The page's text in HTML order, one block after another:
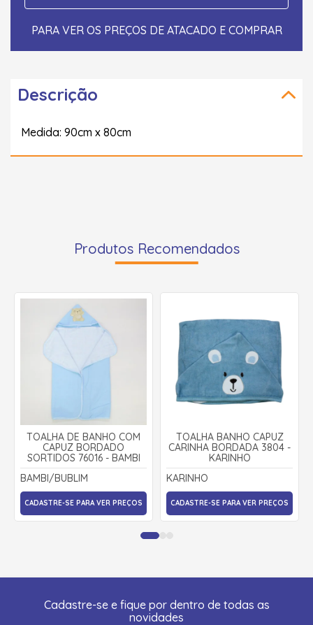
PARA VER OS PREÇOS DE ATACADO E COMPRAR
Descrição
Medida: 90cm x 80cm
Produtos Recomendados
TOALHA DE BANHO COM
CAPUZ BORDADO
SORTIDOS 76016 - BAMBI
BAMBI/BUBLIM
CADASTRE-SE PARA VER PREÇOS
TOALHA BANHO CAPUZ
CARINHA BORDADA 3804 -
KARINHO
KARINHO
CADASTRE-SE PARA VER PREÇOS
Cadastre-se e fique por dentro de todas as
novidades